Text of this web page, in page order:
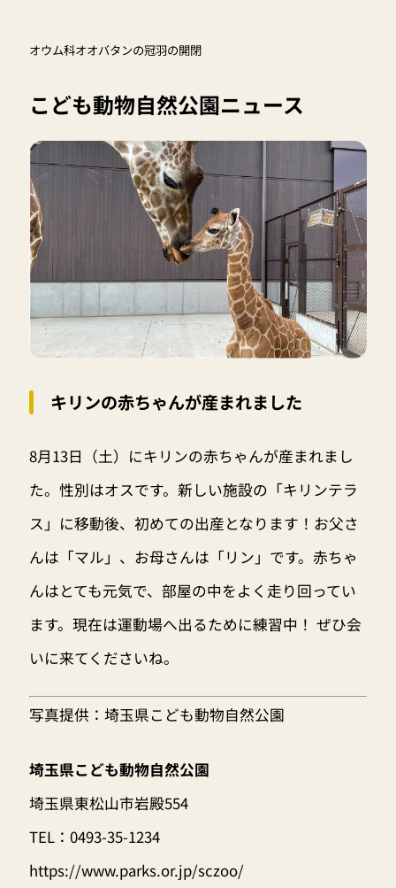
オウム科オオバタンの冠羽の開閉
こども動物自然公園ニュース
キリンの赤ちゃんが産まれました
8月13日（土）にキリンの赤ちゃんが産まれまし
た。性別はオスです。新しい施設の「キリンテラ
ス」に移動後、初めての出産となります！お父さ
んは「マル」、お母さんは「リン」です。赤ちゃ
んはとても元気で、部屋の中をよく走り回ってい
ます。現在は運動場へ出るために練習中！ ぜひ会
いに来てくださいね。
写真提供：埼玉県こども動物自然公園
埼玉県こども動物自然公園
埼玉県東松山市岩殿554
TEL：0493-35-1234
https://www.parks.or.jp/sczoo/